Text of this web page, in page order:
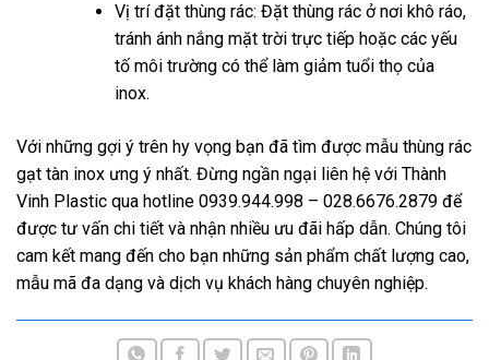
Vị trí đặt thùng rác: Đặt thùng rác ở nơi khô ráo,
tránh ánh nắng mặt trời trực tiếp hoặc các yếu
tố môi trường có thể làm giảm tuổi thọ của
inox.
Với những gợi ý trên hy vọng bạn đã tìm được mẫu thùng rác
gạt tàn inox ưng ý nhất. Đừng ngần ngại liên hệ với Thành
Vinh Plastic qua hotline 0939.944.998 – 028.6676.2879 để
được tư vấn chi tiết và nhận nhiều ưu đãi hấp dẫn. Chúng tôi
cam kết mang đến cho bạn những sản phẩm chất lượng cao,
mẫu mã đa dạng và dịch vụ khách hàng chuyên nghiệp.